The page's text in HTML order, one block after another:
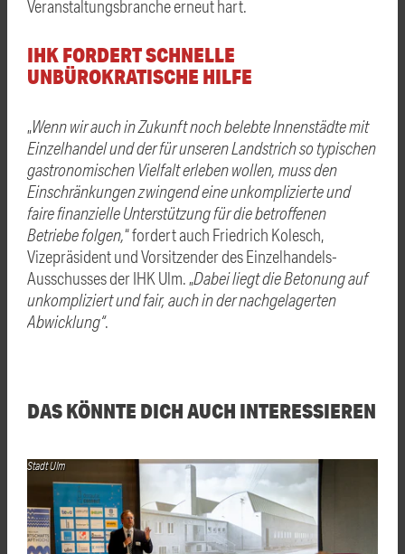
Veranstaltungsbranche erneut hart.
IHK FORDERT SCHNELLE
UNBÜROKRATISCHE HILFE
„Wenn wir auch in Zukunft noch belebte Innenstädte mit
Einzelhandel und der für unseren Landstrich so typischen
gastronomischen Vielfalt erleben wollen, muss den
Einschränkungen zwingend eine unkomplizierte und
faire finanzielle Unterstützung für die betroffenen
Betriebe folgen,“ fordert auch Friedrich Kolesch,
Vizepräsident und Vorsitzender des Einzelhandels-
Ausschusses der IHK Ulm. „Dabei liegt die Betonung auf
unkompliziert und fair, auch in der nachgelagerten
Abwicklung“.
DAS KÖNNTE DICH AUCH INTERESSIEREN
Stadt Ulm